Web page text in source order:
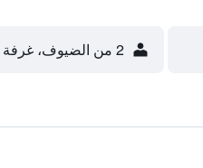
2 من الضيوف، غرفة واحدة